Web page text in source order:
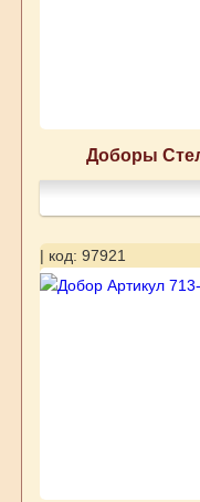
Доборы
| код: 97921